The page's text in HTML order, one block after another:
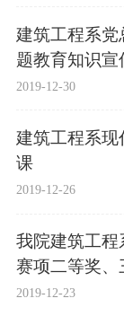
建筑工程系党
题教育知识宣
2019-12-30
建筑工程系
课
2019-12-26
我院建筑工程
赛项二等奖、
2019-12-23